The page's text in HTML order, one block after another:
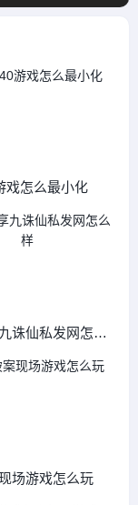
戏怎么最小化
诛仙私发网怎么
场游戏怎么玩